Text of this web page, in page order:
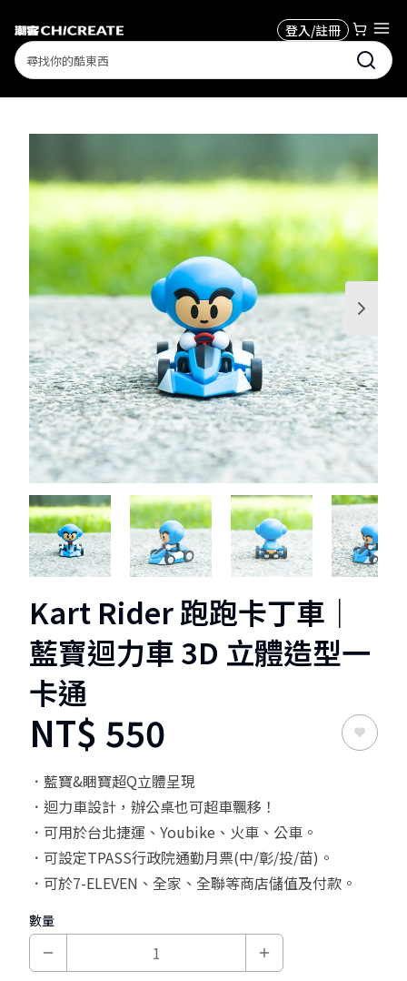
Search
登入/註冊
1
1 2 3
Kart Rider 跑跑卡丁車｜
藍寶迴力車 3D 立體造型一
卡通
．藍寶&睏寶超Q立體呈現
．迴力車設計，辦公桌也可超車飄移！
．可用於台北捷運、Youbike、火車、公車。
．可設定TPASS行政院通勤月票(中/彰/投/苗)。
．可於7-ELEVEN、全家、全聯等商店儲值及付款。
NT$ 550
數量